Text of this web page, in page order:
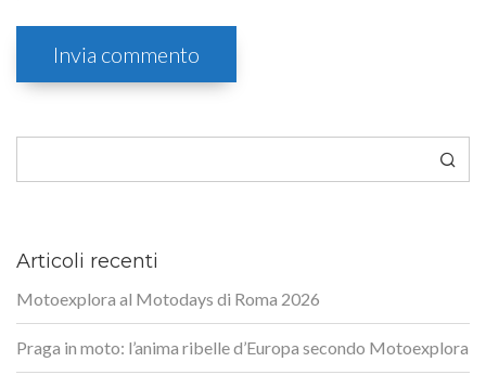
Articoli recenti
Motoexplora al Motodays di Roma 2026
Praga in moto: l’anima ribelle d’Europa secondo Motoexplora